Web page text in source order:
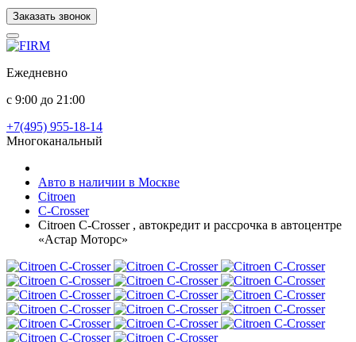
Заказать звонок
Ежедневно
с 9:00 до 21:00
+7(495) 955-18-14
Многоканальный
Авто в наличии в Москве
Citroen
C-Crosser
Citroen C-Crosser , автокредит и рассрочка в автоцентре
«Астар Моторс»